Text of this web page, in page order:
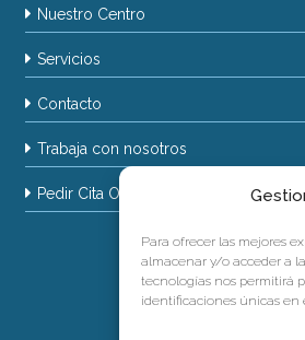
Para ofrecer las mejores
almacenar y/o acceder a
tecnologías nos permitirá
identificaciones únicas en
Nuestro Centro
Servicios
Contacto
Trabaja con nosotros
Pedir Cita Online